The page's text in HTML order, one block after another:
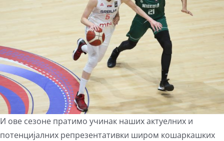
И ове сезоне пратимо учинак наших актуелних и
потенцијалних репрезентативки широм кошаркашких